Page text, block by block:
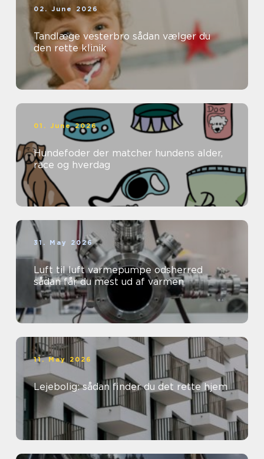
02. June 2026
Tandlæge vesterbro sådan vælger du
den rette klinik
01. June 2026
Hundefoder der matcher hundens alder,
race og hverdag
31. May 2026
Luft til luft varmepumpe odsherred
sådan får du mest ud af varmen
11. May 2026
Lejebolig: sådan finder du det rette hjem